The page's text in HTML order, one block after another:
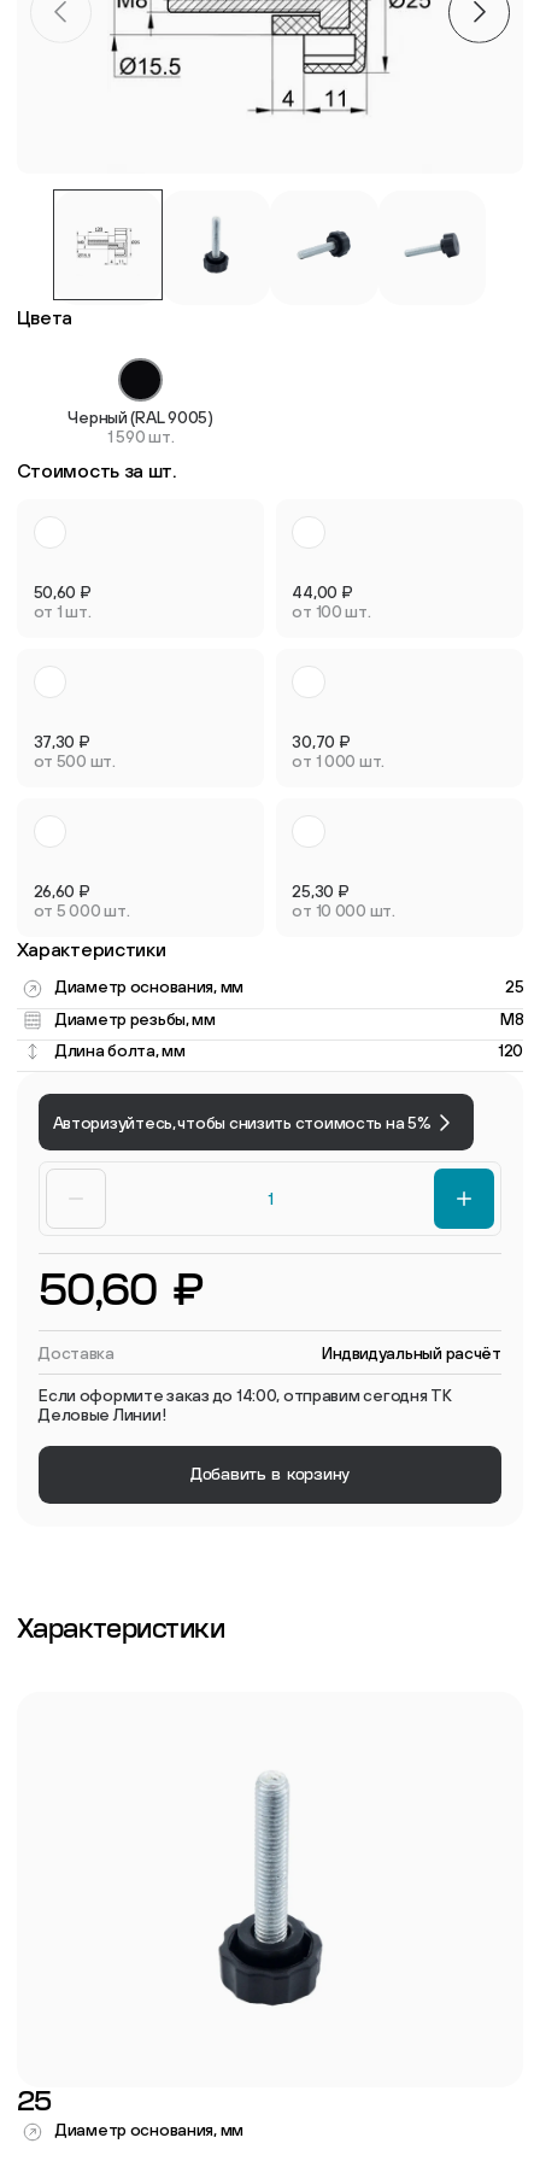
Цвета
Черный (RAL 9005)
1 590 шт.
Стоимость за шт.
50,60 ₽
от 1 шт.
44,00 ₽
от 100 шт.
37,30 ₽
от 500 шт.
30,70 ₽
от 1 000 шт.
26,60 ₽
от 5 000 шт.
25,30 ₽
от 10 000 шт.
Характеристики
Диаметр основания, мм
25
Диаметр резьбы, мм
M8
Длина болта, мм
120
Авторизуйтесь, чтобы снизить стоимость на 5%
50,60 ₽
Доставка Индвидуальный расчёт
Если оформите заказ до 14:00, отправим сегодня ТК
Деловые Линии!
Добавить в корзину
Характеристики
25
Диаметр основания, мм
Пластиковые столешницы для школьных парт
Комплектующие для мебели
Стулья
Система выравнивания плитки